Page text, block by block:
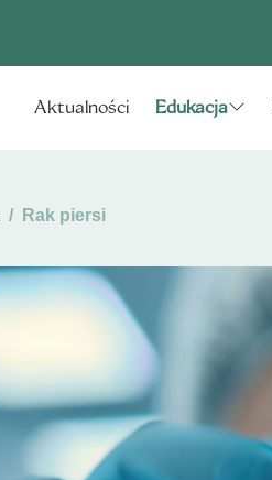
Aktualności Edukacja
Rak piersi